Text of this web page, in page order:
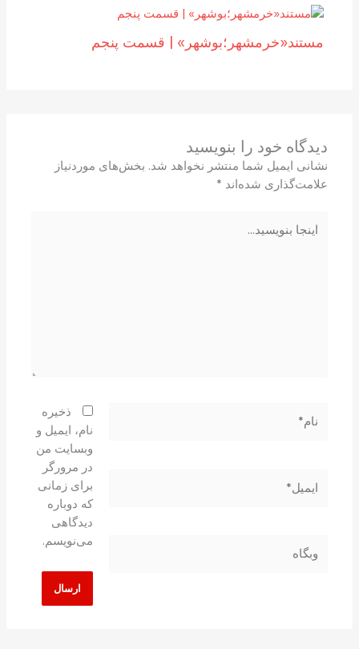
مستند«خرمشهر؛بوشهر» | قسمت پنجم
دیدگاه‌ خود را بنویسید
نشانی ایمیل شما منتشر نخواهد شد. بخش‌های موردنیاز
علامت‌گذاری شده‌اند *
بنویسید…
ذخیره
نام، ایمیل و
وبسایت من
در مرورگر
برای زمانی
که دوباره
دیدگاهی
می‌نویسم.